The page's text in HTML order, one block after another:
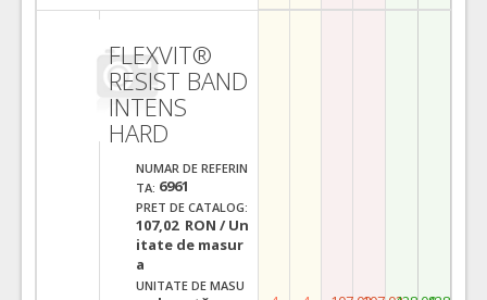
FLEXVIT®
RESIST BAND
INTENS
HARD
NUMAR DE REFERIN
TA: 6961
PRET DE CATALOG:
107,02 RON / Un
itate de masur
a
UNITATE DE MASU